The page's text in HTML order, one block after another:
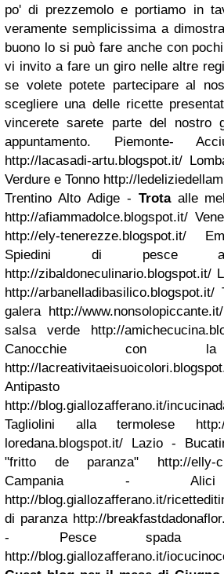
po' di prezzemolo e portiamo in
veramente semplicissima a
buono lo si può fare anche con
vi invito a fare un giro nelle altre
se volete potete partecipare al
scegliere una delle ricette
vincerete sarete parte del nostro
appuntamento. Piemonte-
http://lacasadi-artu.blogspot.it/
Verdure e Tonno http://
Trentino Alto Adige - Trotaalle
http://afiammadolce.blogspot.it/
http://ely-tenerezze.blogspot.it/
Spiedini di pesce
http://zibaldoneculinario.blogspot.it/
http://
galera http://
salsa verde http://
Canocchie con la
http://
Antipasto
http://blog.giallozafferano.it/
Tagliolini alla termolese http://
loredana.blogspot.it/ Lazio -
"fritto de paranza" http://elly-
Campania - Alici
http://blog.giallozafferano.it/
di paranza http://
- Pesce spada
http://blog.giallozafferano.it/